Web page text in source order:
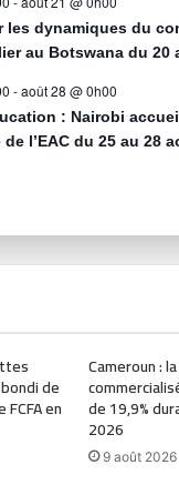
les dynamiques du
au Botswana du 20
-août 28 @ 0h00
: Nairobi
l’EAC du 25 au 28
de
en
Cameroun :
de 19,9%
2026
9 août 2026